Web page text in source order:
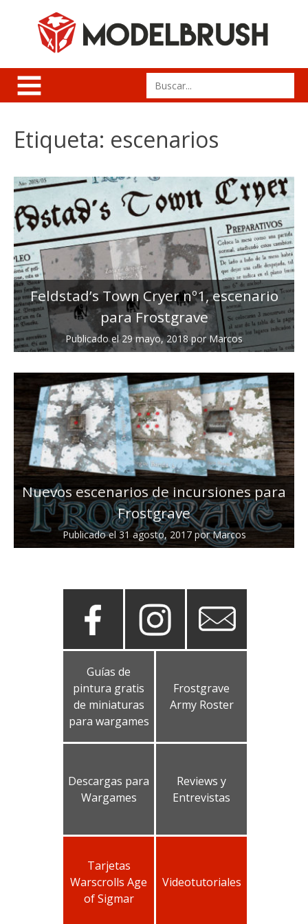
Search
for:
Etiqueta: escenarios
Feldstad’s Town Cryer nº1, escenario
para Frostgrave
Publicado el29 mayo, 2018porMarcos
Nuevos escenarios de incursiones para
Frostgrave
Publicado el31 agosto, 2017porMarcos
Guías de
pintura gratis
de miniaturas
para wargames
Frostgrave
Army Roster
Descargas para
Wargames
Reviews y
Entrevistas
Tarjetas
Warscrolls Age
of Sigmar
Videotutoriales